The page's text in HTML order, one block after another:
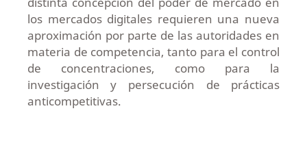
los mercados digitales requieren una nueva
aproximación por parte de las autoridades en
materia de competencia, tanto para el control
de concentraciones, como para la
investigación y persecución de prácticas
anticompetitivas.